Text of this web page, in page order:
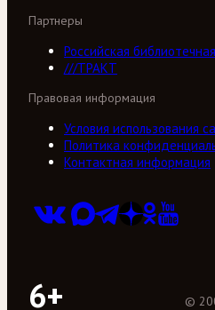
Партнеры
Российская
///ТРАКТ
Правовая информация
Условия использования
Политика
Контактная информация
6+ ©